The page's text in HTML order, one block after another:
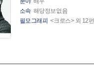
소속 해당정보없음
필모그래피 <크로스> 외 12편